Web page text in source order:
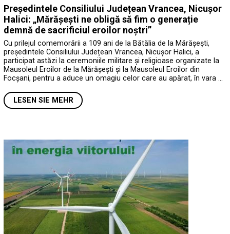
Președintele Consiliului Județean Vrancea, Nicușor
Halici: „Mărășești ne obligă să fim o generație
demnă de sacrificiul eroilor noștri”
Cu prilejul comemorării a 109 ani de la Bătălia de la Mărășești,
președintele Consiliului Județean Vrancea, Nicușor Halici, a
participat astăzi la ceremoniile militare și religioase organizate la
Mausoleul Eroilor de la Mărășești și la Mausoleul Eroilor din
Focșani, pentru a aduce un omagiu celor care au apărat, în vara …
LESEN SIE MEHR